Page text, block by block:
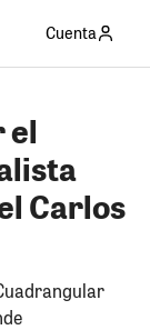
Cuenta
el
Carlos